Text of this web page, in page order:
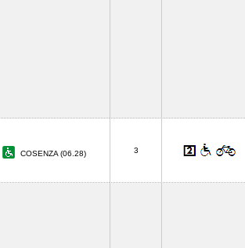
COSENZA (06.28) 3